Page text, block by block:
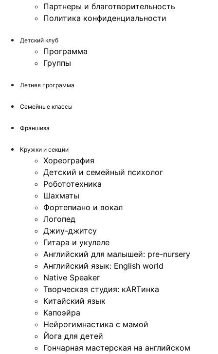
Партнеры и благотворительность
Политика конфиденциальности
Детский клуб
Программа
Группы
Летняя программа
Семейные классы
Франшиза
Кружки и секции
Хореография
Детский и семейный психолог
Робототехника
Шахматы
Фортепиано и вокал
Логопед
Джиу-джитсу
Гитара и укулеле
Английский для малышей: pre-nursery
Английский язык: English world
Native Speaker
Творческая студия: кARTинка
Китайский язык
Капоэйра
Нейрогимнастика с мамой
Йога для детей
Гончарная мастерская на английском